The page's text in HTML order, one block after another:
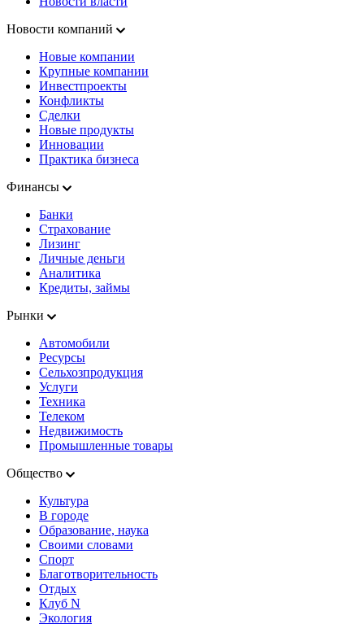
Новости компаний
Новые компании
Крупные компании
Инвестпроекты
Конфликты
Сделки
Новые продукты
Инновации
Практика бизнеса
Финансы
Банки
Страхование
Лизинг
Личные деньги
Аналитика
Кредиты, займы
Рынки
Автомобили
Ресурсы
Сельхозпродукция
Услуги
Техника
Телеком
Недвижимость
Промышленные товары
Общество
Культура
В городе
Образование, наука
Своими словами
Спорт
Благотворительность
Отдых
Клуб N
Экология